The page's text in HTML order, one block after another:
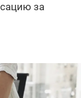
за